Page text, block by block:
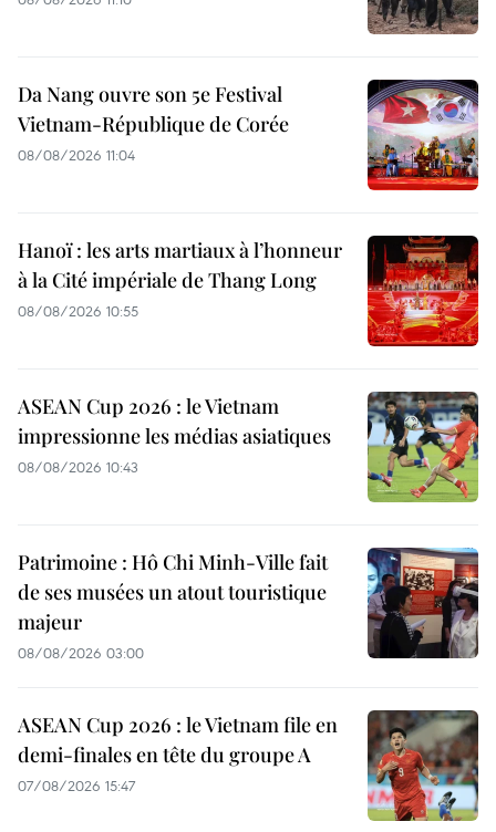
Da Nang ouvre son 5e Festival
Vietnam-République de Corée
08/08/2026 11:04
Hanoï : les arts martiaux à l’honneur
à la Cité impériale de Thang Long
08/08/2026 10:55
ASEAN Cup 2026 : le Vietnam
impressionne les médias asiatiques
08/08/2026 10:43
Patrimoine : Hô Chi Minh-Ville fait
de ses musées un atout touristique
majeur
08/08/2026 03:00
ASEAN Cup 2026 : le Vietnam file en
demi-finales en tête du groupe A
07/08/2026 15:47